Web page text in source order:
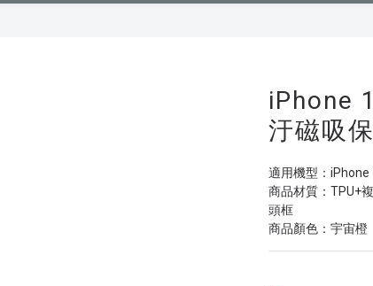
iPhone
汙磁吸
適用機型：
商品材質：TPU+
頭框
商品顏色：宇宙橙